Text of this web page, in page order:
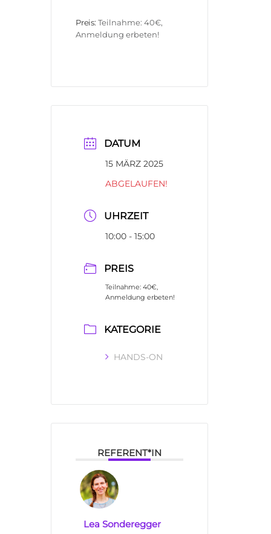
Preis: Teilnahme: 40€,
Anmeldung erbeten!
DATUM
15 MÄRZ 2025
ABGELAUFEN!
UHRZEIT
10:00 - 15:00
PREIS
Teilnahme: 40€,
Anmeldung erbeten!
KATEGORIE
HANDS-ON
REFERENT*IN
Lea Sonderegger